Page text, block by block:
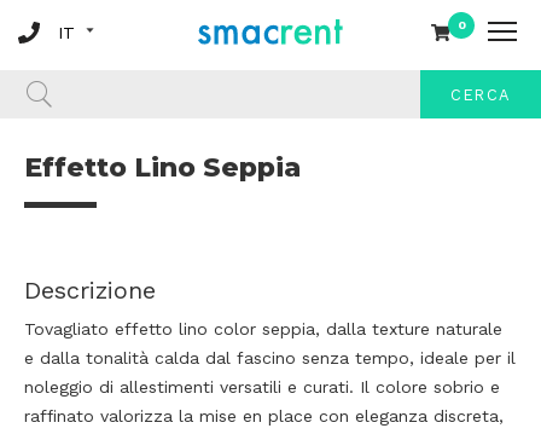
0
CERCA
Effetto Lino Seppia
Descrizione
Tovagliato effetto lino color seppia, dalla texture naturale
e dalla tonalità calda dal fascino senza tempo, ideale per il
noleggio di allestimenti versatili e curati. Il colore sobrio e
raffinato valorizza la mise en place con eleganza discreta,